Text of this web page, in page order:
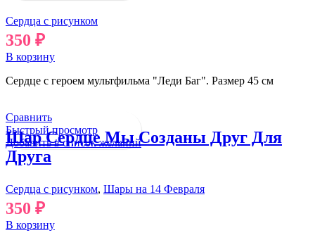
Сердца с рисунком
350 ₽
В корзину
Сердце с героем мультфильма "Леди Баг". Размер 45 см
Сравнить
Быстрый просмотр
Добавить в список желаний
Шар Сердце Мы Созданы Друг Для
Друга
Сердца с рисунком, Шары на 14 Февраля
350 ₽
В корзину